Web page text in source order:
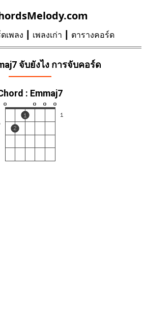
เพลง เพลงเก่า ตารางคอร์ด
จับยังไง การจับคอร์ด
: Emmaj7